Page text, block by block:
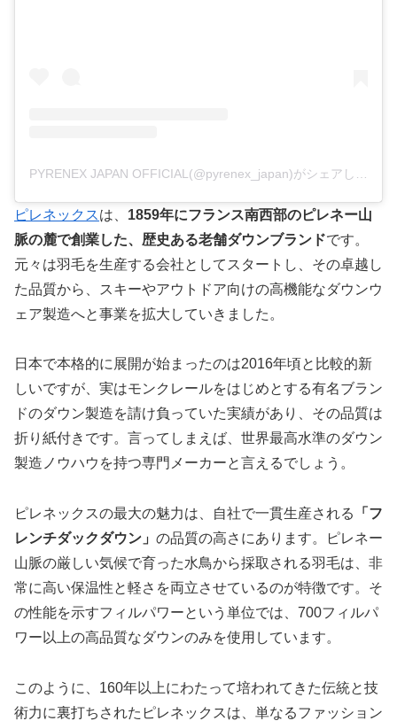
ピレネックスは、 1859年にフランス南西部のピレネー山
脈の麓で創業した、歴史ある老舗ダウンブランドです。
元々は羽毛を生産する会社としてスタートし、その卓越し
た品質から、スキーやアウトドア向けの高機能なダウンウ
ェア製造へと事業を拡大していきました。
日本で本格的に展開が始まったのは2016年頃と比較的新
しいですが、実はモンクレールをはじめとする有名ブラン
ドのダウン製造を請け負っていた実績があり、その品質は
折り紙付きです。言ってしまえば、世界最高水準のダウン
製造ノウハウを持つ専門メーカーと言えるでしょう。
ピレネックスの最大の魅力は、自社で一貫生産される
「フ
レンチダックダウン」 の品質の高さにあります。ピレネー
山脈の厳しい気候で育った水鳥から採取される羽毛は、非
常に高い保温性と軽さを両立させているのが特徴です。そ
の性能を示すフィルパワーという単位では、700フィルパ
ワー以上の高品質なダウンのみを使用しています。
このように、160年以上にわたって培われてきた伝統と技
術力に裏打ちされたピレネックスは、単なるファッション